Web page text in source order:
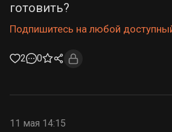
готовить?
Подпишитесь на любой
2 0
11 мая 14:15